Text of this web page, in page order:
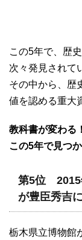
この5年で、歴
次々発見されて
その中から、歴
値を認める重大
教科書が変わる
この5年で見つ
第5位 2015
が豊臣秀吉
栃木県立博物館